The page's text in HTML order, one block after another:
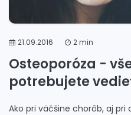
21.09.2016 2 min
Osteoporóza -
potrebujete
Ako pri väčšine chorôb, aj